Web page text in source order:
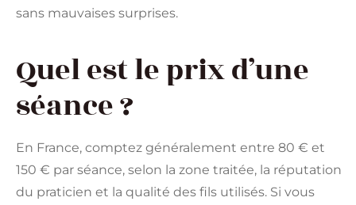
sans mauvaises surprises.
Quel est le prix d’une
séance ?
En France, comptez généralement entre 80 € et
150 € par séance, selon la zone traitée, la réputation
du praticien et la qualité des fils utilisés. Si vous